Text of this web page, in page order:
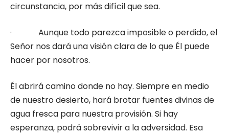
circunstancia, por más difícil que sea.
· Aunque todo parezca imposible o perdido, el
Señor nos dará una visión clara de lo que Él puede
hacer por nosotros.
Él abrirá camino donde no hay. Siempre en medio
de nuestro desierto, hará brotar fuentes divinas de
agua fresca para nuestra provisión. Si hay
esperanza, podrá sobrevivir a la adversidad. Esa